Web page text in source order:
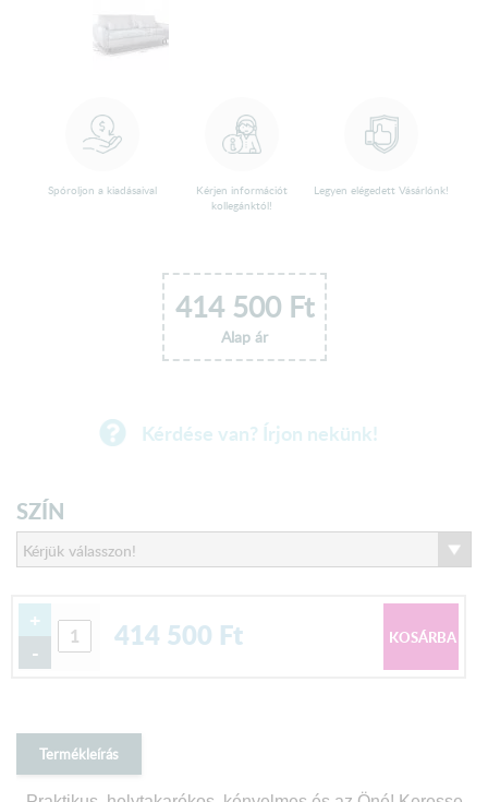
Spóroljon a kiadásaival
Kérjen információt
kollegánktól!
Legyen elégedett Vásárlónk!
414 500Ft
Alap ár
Kérdése van? Írjon nekünk!
SZÍN
+
-
414 500 Ft
Termékleírás